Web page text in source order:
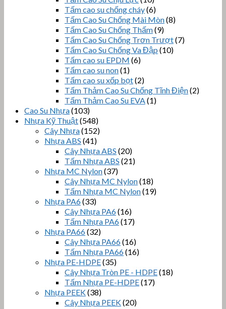
Tấm cao su chống cháy(6)
Tấm Cao Su Chống Mài Mòn(8)
Tấm Cao Su Chống Thấm(9)
Tấm Cao Su Chống Trơn Trượt(7)
Tấm Cao Su Chống Va Đập (10)
Tấm cao su EPDM (6)
Tấm cao su non(1)
Tấm cao su xốp bọt(2)
Tấm Thảm Cao Su Chống Tĩnh Điện(2)
Tấm Thảm Cao Su EVA(1)
Cao Su Nhựa(103)
Nhựa Kỹ Thuật(548)
Cây Nhựa(152)
Nhựa ABS (41)
Cây Nhựa ABS (20)
Tấm Nhựa ABS (21)
Nhựa MC Nylon(37)
Cây Nhựa MC Nylon(18)
Tấm Nhựa MC Nylon(19)
Nhựa PA6(33)
Cây Nhựa PA6(16)
Tấm Nhựa PA6(17)
Nhựa PA66(32)
Cây Nhựa PA66(16)
Tấm Nhựa PA66(16)
Nhựa PE-HDPE(35)
Cây Nhựa Tròn PE - HDPE(18)
Tấm Nhựa PE-HDPE(17)
Nhựa PEEK(38)
Cây Nhựa PEEK(20)